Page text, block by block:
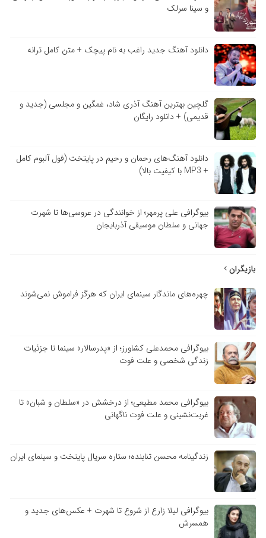
و سینا سرلک
دانلود آهنگ جدید راغب به نام پیچک + متن کامل ترانه
گلچین بهترین آهنگ آذری شاد، غمگین و مجلسی (جدید و
قدیمی) + دانلود رایگان
دانلود آهنگ‌های رحمان و رحیم در پایتخت (فول آلبوم کامل
+ MP3 با کیفیت بالا)
بیوگرافی علی پرمهر؛ از خوانندگی در عروسی‌ها تا شهرت
جهانی و سلطان موسیقی آذربایجان
بازیگران
چهره‌های ماندگار سینمای ایران که هرگز فراموش نمی‌شوند
بیوگرافی محمدعلی کشاورز؛ از «پدرسالار» سینما تا جزئیات
زندگی شخصی و علت فوت
بیوگرافی محمد مطیعی؛ از درخشش در «سلطان و شبان» تا
غربت‌نشینی و علت فوت ناگهانی
زندگینامه محسن تنابنده؛ ستاره سریال پایتخت و سینمای ایران
بیوگرافی لیلا زارع از شروع تا شهرت + عکس‌های جدید و
همسرش